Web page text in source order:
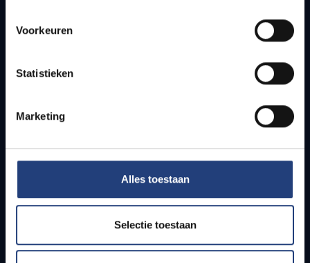
Voorkeuren
Statistieken
Marketing
Alles toestaan
Selectie toestaan
Bereikbaarheid
Studenten
PhD-studenten
Leerkrachten en secundaire scholen